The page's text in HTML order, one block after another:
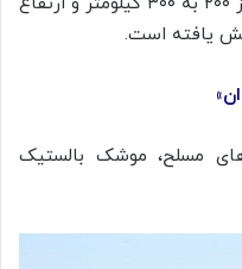
مسلح، موشک بالستیک